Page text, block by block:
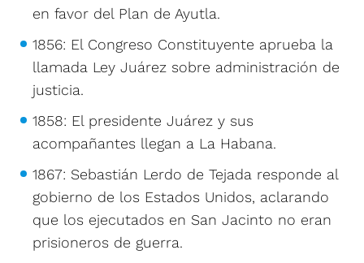
en favor del Plan de Ayutla.
1856: El Congreso Constituyente aprueba la
llamada Ley Juárez sobre administración de
justicia.
1858: El presidente Juárez y sus
acompañantes llegan a La Habana.
1867: Sebastián Lerdo de Tejada responde al
gobierno de los Estados Unidos, aclarando
que los ejecutados en San Jacinto no eran
prisioneros de guerra.